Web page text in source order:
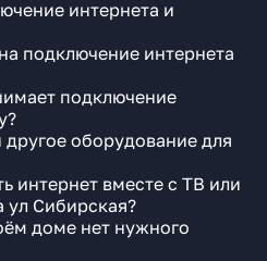
интернета и
подключение интернета
подключение
оборудование для
интернет вместе с ТВ или
ул Сибирская?
доме нет нужного